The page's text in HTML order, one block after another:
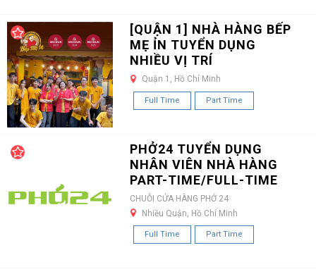
[QUẬN 1] NHÀ HÀNG BẾP
MẸ ỈN TUYỂN DỤNG
NHIỀU VỊ TRÍ
Quận 1, Hồ Chí Minh
Full Time Part Time
PHỞ24 TUYỂN DỤNG
NHÂN VIÊN NHÀ HÀNG
PART-TIME/FULL-TIME
CHUỖI CỬA HÀNG PHỞ 24
Nhiều Quận, Hồ Chí Minh
Full Time Part Time